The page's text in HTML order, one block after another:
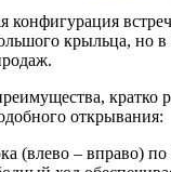
конфигурация
крыльца, но в
кратко
открывания:
(влево – вправо)